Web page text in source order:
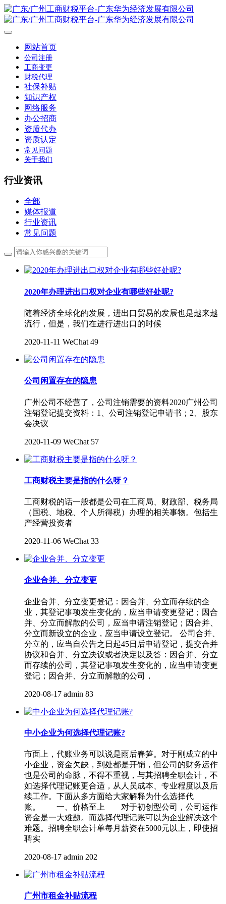
网站首页
公司注册
工商变更
财税代理
社保补贴
知识产权
网络服务
办公招商
资质代办
资质认定
常见问题
关于我们
行业资讯
全部
媒体报道
行业资讯
常见问题
2020年办理进出口权对企业有哪些好处呢?
随着经济全球化的发展，进出口贸易的发展也是越来越
流行，但是，我们在进行进出口的时候
2020-11-11 WeChat 49
公司闲置存在的隐患
广州公司不经营了，公司注销需要的资料2020广州公司
注销登记提交资料：1、公司注销登记申请书；2、股东
会决议
2020-11-09 WeChat 57
工商财税主要是指的什么呀？
工商财税的话一般都是公司在工商局、财政部、税务局
（国税、地税、个人所得税）办理的相关事物。包括生
产经营投资者
2020-11-06 WeChat 33
​企业合并、分立变更
企业合并、分立变更登记：因合并、分立而存续的企
业，其登记事项发生变化的，应当申请变更登记；因合
并、分立而解散的公司，应当申请注销登记；因合并、
分立而新设立的企业，应当申请设立登记。 公司合并、
分立的，应当自公告之日起45日后申请登记，提交合并
协议和合并、分立决议或者决定以及答：因合并、分立
而存续的公司，其登记事项发生变化的，应当申请变更
登记；因合并、分立而解散的公司，
2020-08-17 admin 83
中小企业为何选择代理记账?
市面上，代账业务可以说是雨后春笋。对于刚成立的中
小企业，资金欠缺，到处都是开销，但公司的财务运作
也是公司的命脉，不得不重视，与其招聘全职会计，不
如选择代理记账更合适，从人员成本、专业程度以及后
续工作。下面从多方面给大家解释为什么选择代
账。 一、价格至上 对于初创型公司，公司运作
资金是一大难题。而选择代理记账可以为企业解决这个
难题。招聘全职会计单每月薪资在5000元以上，即使招
聘实
2020-08-17 admin 202
广州市租金补贴流程